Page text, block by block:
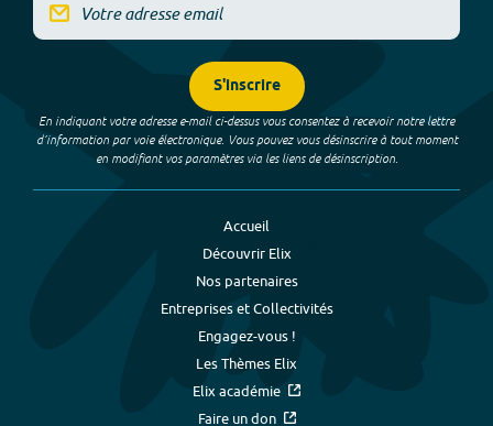
S'inscrire
En indiquant votre adresse e-mail ci-dessus vous consentez à recevoir notre lettre
d’information par voie électronique. Vous pouvez vous désinscrire à tout moment
en modifiant vos paramètres via les liens de désinscription.
Accueil
Découvrir Elix
Nos partenaires
Entreprises et Collectivités
Engagez-vous !
Les Thèmes Elix
Elix académie
Faire un don